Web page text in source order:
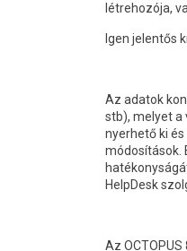
létrehozója,
Igen jelentős
Az adatok
stb), melyet a
nyerhető ki
módosítások.
HelpDesk
Az